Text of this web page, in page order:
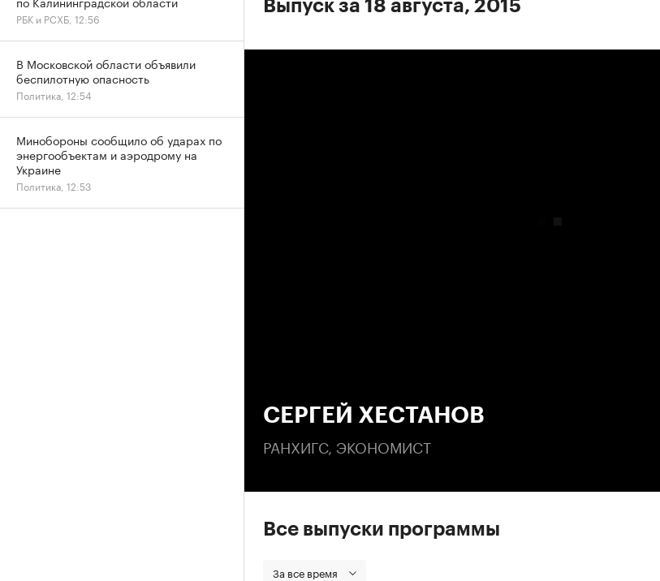
Выпуск за 18 августа, 2015
СЕРГЕЙ ХЕСТАНОВ
РАНХИГС, ЭКОНОМИСТ
Все выпуски программы
За все время
РБК и РСХБ, 12:56
В Московской области объявили
беспилотную опасность
Политика, 12:54
Минобороны сообщило об ударах по
энергообъектам и аэродрому на
Украине
Политика, 12:53